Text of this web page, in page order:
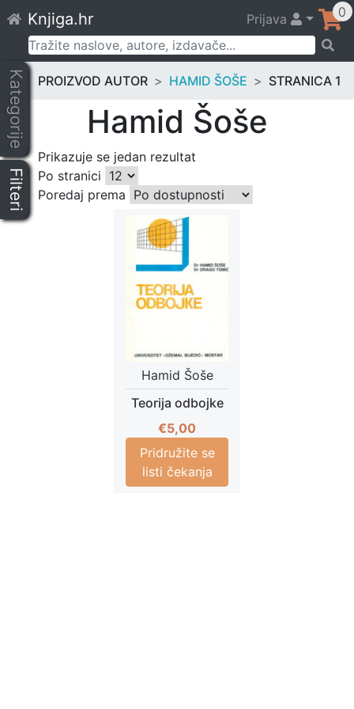
to
content
Knjiga.hr Prijava 0
Pretraži:
Kategorije
Filteri
PROIZVOD AUTOR HAMID ŠOŠE STRANICA 1
Hamid Šoše
Prikazuje se jedan rezultat
Po stranici
Poredaj prema
Hamid Šoše
Teorija odbojke
€5,00
Pridružite se
listi čekanja